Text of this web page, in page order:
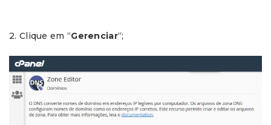
2. Clique em “Gerenciar“;